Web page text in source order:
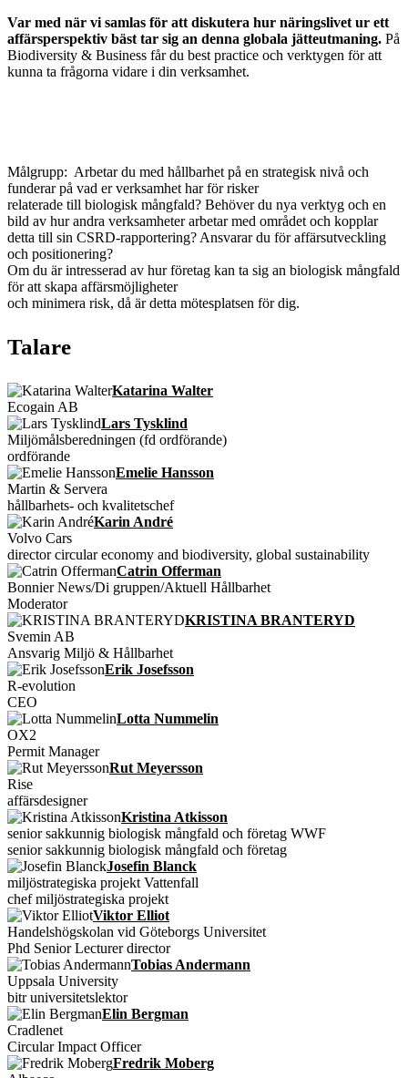
Var med när vi samlas för att diskutera hur näringslivet ur ett
affärsperspektiv bäst tar sig an denna globala jätteutmaning. På
Biodiversity & Business får du best practice och verktygen för att
kunna ta frågorna vidare i din verksamhet.
Målgrupp: Arbetar du med hållbarhet på en strategisk nivå och
funderar på vad er verksamhet har för risker
relaterade till biologisk mångfald? Behöver du nya verktyg och en
bild av hur andra verksamheter arbetar med området och kopplar
detta till sin CSRD-rapportering? Ansvarar du för affärsutveckling
och positionering?
Om du är intresserad av hur företag kan ta sig an biologisk mångfald
för att skapa affärsmöjligheter
och minimera risk, då är detta mötesplatsen för dig.
Talare
Katarina Walter
Ecogain AB
Lars Tysklind
Miljömålsberedningen (fd ordförande)
ordförande
Emelie Hansson
Martin & Servera
hållbarhets- och kvalitetschef
Karin André
Volvo Cars
director circular economy and biodiversity, global sustainability
Catrin Offerman
Bonnier News/Di gruppen/Aktuell Hållbarhet
Moderator
KRISTINA BRANTERYD
Svemin AB
Ansvarig Miljö & Hållbarhet
Erik Josefsson
R-evolution
CEO
Lotta Nummelin
OX2
Permit Manager
Rut Meyersson
Rise
affärsdesigner
Kristina Atkisson
senior sakkunnig biologisk mångfald och företag WWF
senior sakkunnig biologisk mångfald och företag
Josefin Blanck
miljöstrategiska projekt Vattenfall
chef miljöstrategiska projekt
Viktor Elliot
Handelshögskolan vid Göteborgs Universitet
Phd Senior Lecturer director
Tobias Andermann
Uppsala University
bitr universitetslektor
Elin Bergman
Cradlenet
Circular Impact Officer
Fredrik Moberg